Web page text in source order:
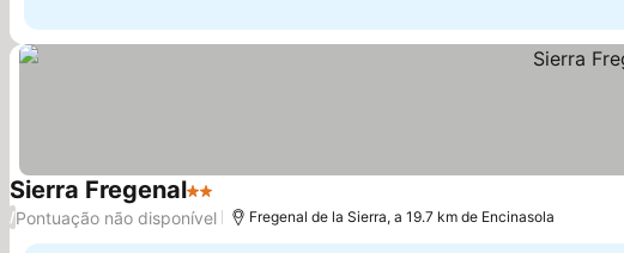
Sierra Fregenal2 EstrelasVer preços
/Pontuação não disponível Fregenal de la Sierra, a 19.7 km de Encinasola